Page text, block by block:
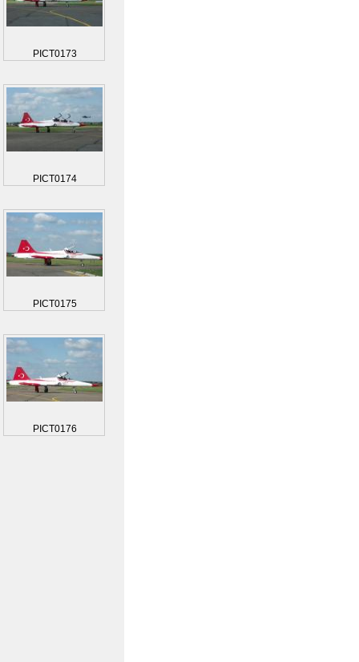
PICT0173
PICT0174
PICT0175
PICT0176